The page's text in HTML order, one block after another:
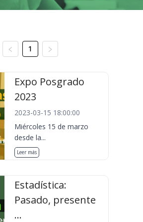
1
Expo Posgrado
2023
2023-03-15 18:00:00
Miércoles 15 de marzo
desde la...
Leer más
Estadística:
Pasado, presente
...